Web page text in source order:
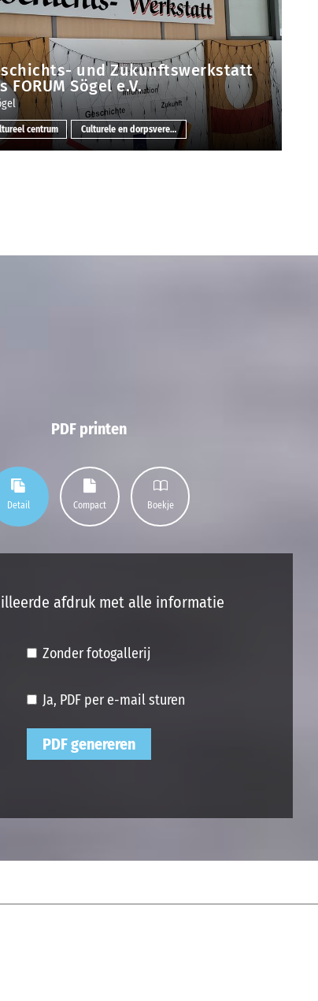
und Zukunftswerkstatt
FORUM Sögel e.V.
centrum Culturele en dorpsvereniging
PDF printen
Detail Compact Boekje
afdruk met alle informatie
Zonder fotogallerij
Ja, PDF per e-mail sturen
PDF genereren